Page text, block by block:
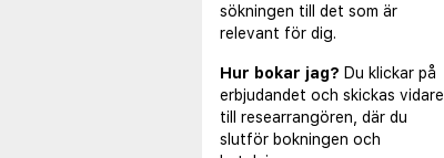
sökningen till det som är
relevant för dig.
Hur bokar jag? Du klickar på
erbjudandet och skickas vidare
till researrangören, där du
slutför bokningen och